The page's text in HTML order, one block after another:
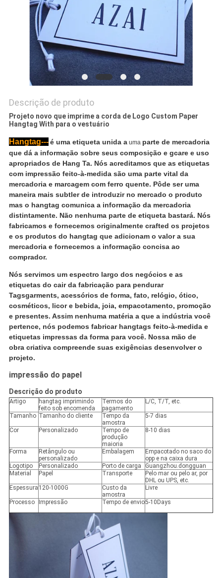
Descrição de produto
Projeto novo que imprime a corda de Logo Custom Paper
Hangtag With para o vestuário
Hangtag---é uma etiqueta unida auma parte de mercadoria
que dá a informação sobre seus composição e gcare e uso
apropriados de Hang Ta. Nós acreditamos que as etiquetas
com impressão feito-à-medida são uma parte vital da
mercadoria e marcagem com ferro quente. Pôde ser uma
maneira mais subtler de introduzir no mercado o produto
mas o hangtag comunica a informação da mercadoria
distintamente. Não nenhuma parte de etiqueta bastará. Nós
fabricamos e fornecemos originalmente crafted os projetos
e os produtos do hangtag que adicionam o valor a sua
mercadoria e fornecemos a informação concisa ao
comprador.
Nós servimos um espectro largo dos negócios e as
etiquetas do cair da fabricação para pendurar
Tagsgarments, acessórios de forma, fato, relógio, ótico,
cosméticos, licor e bebida, joia, empacotamento, promoção
e presentes. Assim nenhuma matéria a que a indústria você
pertence, nós podemos fabricar hangtags feito-à-medida e
etiquetas impressas da forma para você. Nossa mão de
obra criativa compreende suas exigências desenvolver o
projeto.
impressão do papel
Descrição do produto
Artigo
hangtag imprimindo
feito sob encomenda
Termos do
pagamento
L/C, T/T, etc.
Tamanho Tamanho do cliente
Tempo da
amostra
5-7 dias
Cor Personalizado
Tempo de
produção
maioria
8-10 dias
Forma
Retângulo ou
personalizado
Embalagem
Empacotado no saco do
opp e na caixa dura
Logotipo
Personalizado Porto de carga
Guangzhou.dongguan
Material
Papel Transporte
Pelo mar ou pelo ar, por
DHL ou UPS, etc.
Espessura 120-1000G
Custo da
amostra
Livre
Processo Impressão Tempo de envio5-10Days